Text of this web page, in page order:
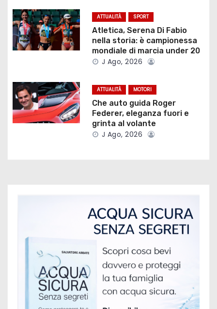
n
e
a
t
i
ATTUALITÀ SPORT
Atletica, Serena Di Fabio
nella storia: è campionessa
mondiale di marcia under 20
J Ago, 2026
ATTUALITÀ MOTORI
Che auto guida Roger
Federer, eleganza fuori e
grinta al volante
J Ago, 2026